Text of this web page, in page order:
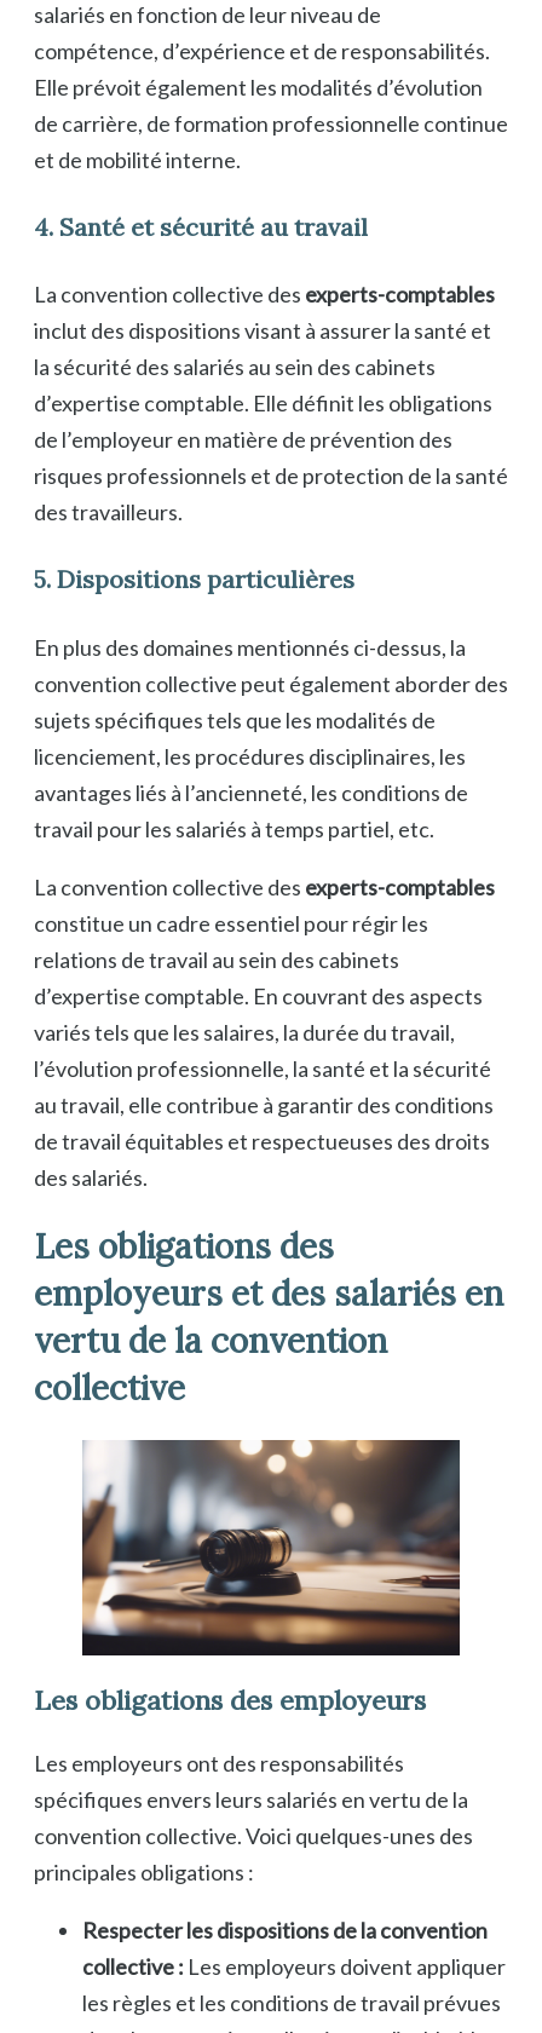
salariés en fonction de leur niveau de
compétence, d’expérience et de responsabilités.
Elle prévoit également les modalités d’évolution
de carrière, de formation professionnelle continue
et de mobilité interne.
4. Santé et sécurité au travail
La convention collective des experts-comptables
inclut des dispositions visant à assurer la santé et
la sécurité des salariés au sein des cabinets
d’expertise comptable. Elle définit les obligations
de l’employeur en matière de prévention des
risques professionnels et de protection de la santé
des travailleurs.
5. Dispositions particulières
En plus des domaines mentionnés ci-dessus, la
convention collective peut également aborder des
sujets spécifiques tels que les modalités de
licenciement, les procédures disciplinaires, les
avantages liés à l’ancienneté, les conditions de
travail pour les salariés à temps partiel, etc.
La convention collective des experts-comptables
constitue un cadre essentiel pour régir les
relations de travail au sein des cabinets
d’expertise comptable. En couvrant des aspects
variés tels que les salaires, la durée du travail,
l’évolution professionnelle, la santé et la sécurité
au travail, elle contribue à garantir des conditions
de travail équitables et respectueuses des droits
des salariés.
Les obligations des
employeurs et des salariés en
vertu de la convention
collective
Les obligations des employeurs
Les employeurs ont des responsabilités
spécifiques envers leurs salariés en vertu de la
convention collective. Voici quelques-unes des
principales obligations :
Respecter les dispositions de la convention
collective : Les employeurs doivent appliquer
les règles et les conditions de travail prévues